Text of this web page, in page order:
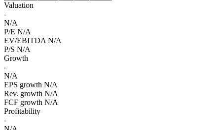
Valuation
-
N/A
P/E N/A
EV/EBITDA N/A
P/S N/A
Growth
-
N/A
EPS growth N/A
Rev. growth N/A
FCF growth N/A
Profitability
-